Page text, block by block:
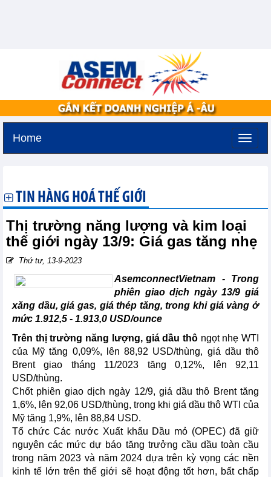
Home
TIN HÀNG HOÁ THẾ GIỚI
Thị trường năng lượng và kim loại
thế giới ngày 13/9: Giá gas tăng nhẹ
Thứ tư, 13-9-2023
AsemconnectVietnam - Trong
phiên giao dịch ngày 13/9 giá
xăng dầu, giá gas, giá thép tăng, trong khi giá vàng ở
mức 1.912,5 - 1.913,0 USD/ounce
Trên thị trường năng lượng, giá dầu thô ngọt nhẹ WTI
của Mỹ tăng 0,09%, lên 88,92 USD/thùng, giá dầu thô
Brent giao tháng 11/2023 tăng 0,12%, lên 92,11
USD/thùng.
Chốt phiên giao dịch ngày 12/9, giá dầu thô Brent tăng
1,6%, lên 92,06 USD/thùng, trong khi giá dầu thô WTI của
Mỹ tăng 1,9%, lên 88,84 USD.
Tổ chức Các nước Xuất khẩu Dầu mỏ (OPEC) đã giữ
nguyên các mức dự báo tăng trưởng cầu dầu toàn cầu
trong năm 2023 và năm 2024 dựa trên kỳ vọng các nền
kinh tế lớn trên thế giới sẽ hoạt động tốt hơn, bất chấp